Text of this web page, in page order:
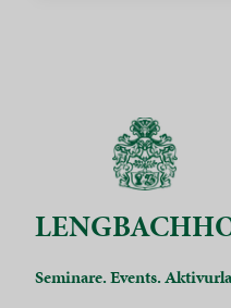
Seminare. Events.